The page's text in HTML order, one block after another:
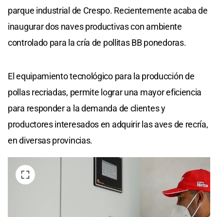
parque industrial de Crespo. Recientemente acaba de
inaugurar dos naves productivas con ambiente
controlado para la cría de pollitas BB ponedoras.
El equipamiento tecnológico para la producción de
pollas recriadas, permite lograr una mayor eficiencia
para responder a la demanda de clientes y
productores interesados en adquirir las aves de recría,
en diversas provincias.